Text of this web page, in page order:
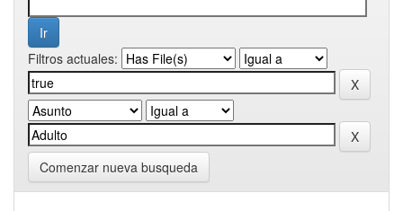
Filtros actuales:
Comenzar nueva busqueda